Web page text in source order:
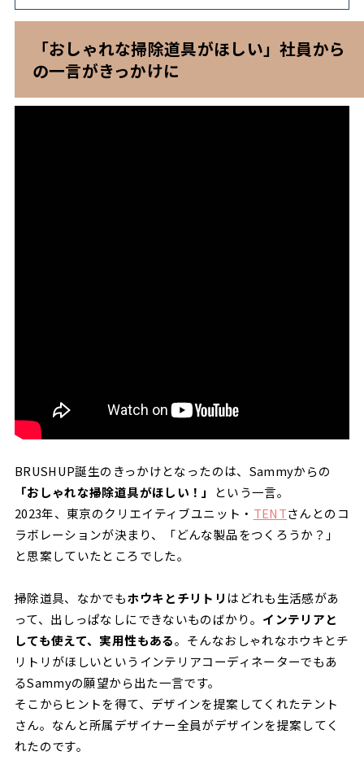
「おしゃれな掃除道具がほしい」社員から
の一言がきっかけに
BRUSHUP誕生のきっかけとなったのは、Sammyからの
「おしゃれな掃除道具がほしい！」
という一言。
2023年、東京のクリエイティブユニット・ TENTさんとのコ
ラボレーションが決まり、「どんな製品をつくろうか？」
と思案していたところでした。
掃除道具、なかでもホウキとチリトリ はどれも生活感があ
って、出しっぱなしにできないものばかり。 インテリアと
しても使えて、実用性もある。そんなおしゃれなホウキとチ
リトリがほしいというインテリアコーディネーターでもあ
るSammyの願望から出た一言です。
そこからヒントを得て、デザインを提案してくれたテント
さん。なんと所属デザイナー全員がデザインを提案してく
れたのです。